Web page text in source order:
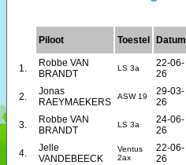
Piloot Toestel Datum
1.
Robbe VAN
BRANDT
LS 3a
22-06-
26
2.
Jonas
RAEYMAEKERS
ASW 19
29-03-
26
3.
Robbe VAN
BRANDT
LS 3a
24-06-
26
4.
Jelle
VANDEBEECK
Ventus
2ax
22-06-
26